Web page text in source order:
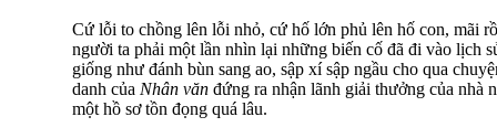
Cứ lỗi to chồng lên lỗi nhỏ, cứ hố lớn phủ lên hố con, mãi
người ta phải một lần nhìn lại những biến cố đã đi vào lịch
giống như đánh bùn sang ao, sập xí sập ngầu cho qua
danh của Nhân văn đứng ra nhận lãnh giải thưởng của nhà
một hồ sơ tồn đọng quá lâu.